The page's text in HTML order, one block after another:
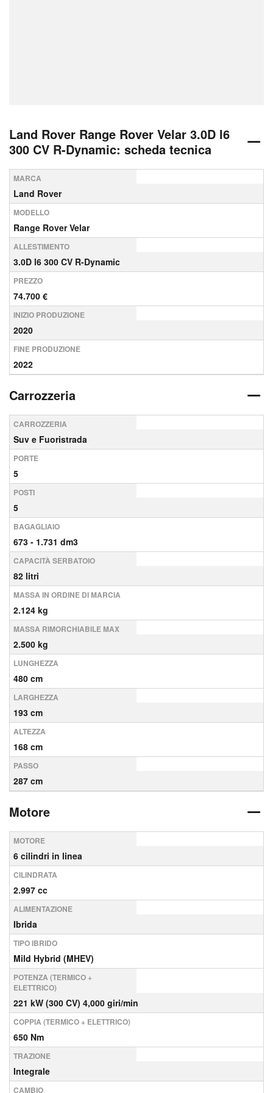
Land Rover Range Rover Velar 3.0D l6
300 CV R-Dynamic: scheda tecnica
MARCA
Land Rover
MODELLO
Range Rover Velar
ALLESTIMENTO
3.0D l6 300 CV R-Dynamic
PREZZO
74.700 €
INIZIO PRODUZIONE
2020
FINE PRODUZIONE
2022
Carrozzeria
CARROZZERIA
Suv e Fuoristrada
PORTE
5
POSTI
5
BAGAGLIAIO
673 - 1.731 dm3
CAPACITÀ SERBATOIO
82 litri
MASSA IN ORDINE DI MARCIA
2.124 kg
MASSA RIMORCHIABILE MAX
2.500 kg
LUNGHEZZA
480 cm
LARGHEZZA
193 cm
ALTEZZA
168 cm
PASSO
287 cm
Motore
MOTORE
6 cilindri in linea
CILINDRATA
2.997 cc
ALIMENTAZIONE
Ibrida
TIPO IBRIDO
Mild Hybrid (MHEV)
POTENZA (TERMICO +
ELETTRICO)
221 kW (300 CV) 4,000 giri/min
COPPIA (TERMICO + ELETTRICO)
650 Nm
TRAZIONE
Integrale
CAMBIO